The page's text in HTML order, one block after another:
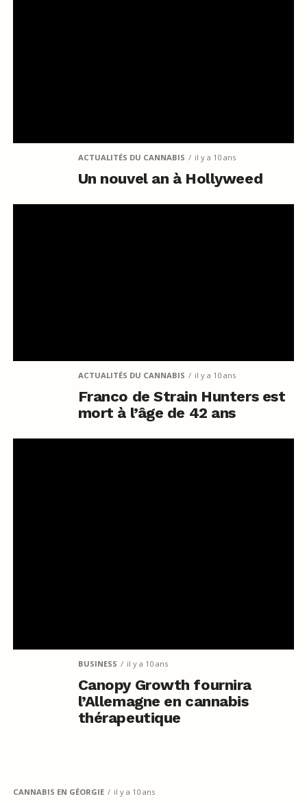
ACTUALITÉS DU CANNABIS il y a 10 ans
Un nouvel an à Hollyweed
ACTUALITÉS DU CANNABIS il y a 10 ans
Franco de Strain Hunters est
mort à l’âge de 42 ans
BUSINESS il y a 10 ans
Canopy Growth fournira
l’Allemagne en cannabis
thérapeutique
CANNABIS EN GÉORGIE il y a 10 ans